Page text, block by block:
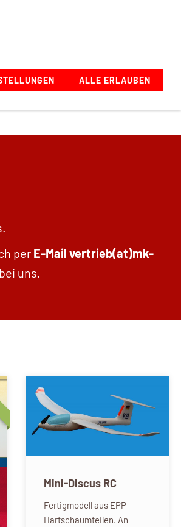
per E-Mail vertrieb(at)mk-
bei uns.
Mini-Discus RC
Fertigmodell aus EPP
Hartschaumteilen. An
ALLE ERLAUBEN